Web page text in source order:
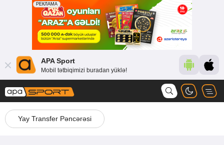
APA Sport
Mobil tətbiqimizi buradan yüklə!
Yay Transfer Pəncərəsi